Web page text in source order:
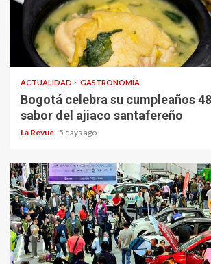
ACTUALIDAD GASTRONOMÍA
Bogotá celebra su cumpleaños
sabor del ajiaco santafereño
La Revue 5 days ago